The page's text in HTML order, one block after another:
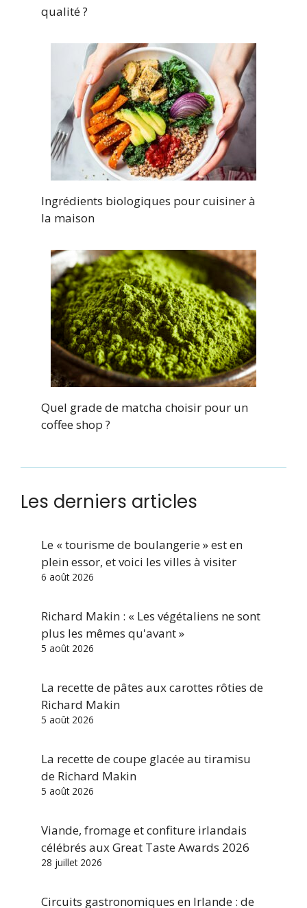
qualité ?
Ingrédients biologiques pour cuisiner à
la maison
Quel grade de matcha choisir pour un
coffee shop ?
Les derniers articles
Le « tourisme de boulangerie » est en
plein essor, et voici les villes à visiter
6 août 2026
Richard Makin : « Les végétaliens ne sont
plus les mêmes qu'avant »
5 août 2026
La recette de pâtes aux carottes rôties de
Richard Makin
5 août 2026
La recette de coupe glacée au tiramisu
de Richard Makin
5 août 2026
Viande, fromage et confiture irlandais
célébrés aux Great Taste Awards 2026
28 juillet 2026
Circuits gastronomiques en Irlande : de